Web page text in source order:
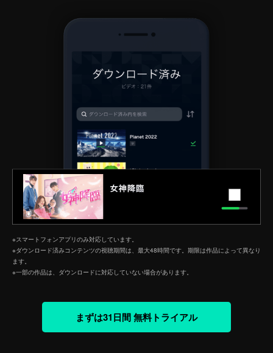
※スマートフォンアプリのみ対応しています。
※ダウンロード済みコンテンツの視聴期間は、最大48時間です。期限は作品によって異なり
ます。
※一部の作品は、ダウンロードに対応していない場合があります。
まずは31日間 無料トライアル